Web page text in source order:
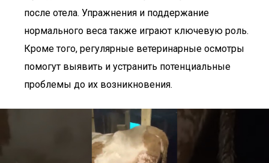
после отела. Упражнения и поддержание
нормального веса также играют ключевую роль.
Кроме того, регулярные ветеринарные осмотры
помогут выявить и устранить потенциальные
проблемы до их возникновения.